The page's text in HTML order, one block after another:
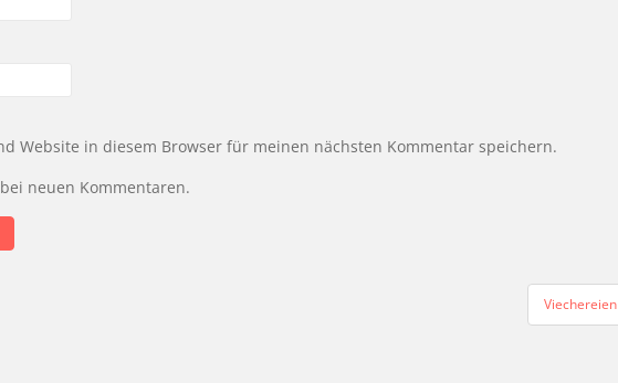
Website in diesem Browser für meinen nächsten Kommentar speichern.
neuen Kommentaren.
Viechereien